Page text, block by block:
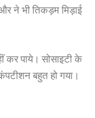
ने भी तिकड़म मिड़ाई
कर पाये। सोसाइटी के
बहुत हो गया।